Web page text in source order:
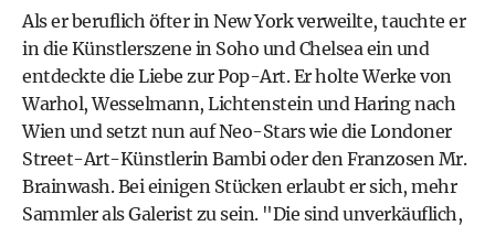
Als er beruflich öfter in New York verweilte, tauchte er
in die Künstlerszene in Soho und Chelsea ein und
entdeckte die Liebe zur Pop-Art. Er holte Werke von
Warhol, Wesselmann, Lichtenstein und Haring nach
Wien und setzt nun auf Neo-Stars wie die Londoner
Street-Art-Künstlerin Bambi oder den Franzosen Mr.
Brainwash. Bei einigen Stücken erlaubt er sich, mehr
Sammler als Galerist zu sein. "Die sind unverkäuflich,